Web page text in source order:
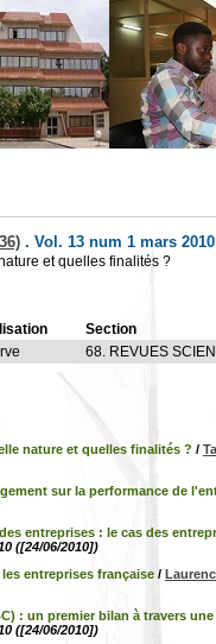
. Vol. 13 num 1 mars 2010
et quelles finalités ?
Section
68. REVUES
nature et quelles finalités ? /
sur la performance de
entreprises : le cas des
([24/06/2010])
entreprises française /
: un premier bilan à travers
([24/06/2010])